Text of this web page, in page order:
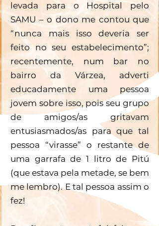
levada para o Hospital pelo
SAMU – o dono me contou que
“nunca mais isso deveria ser
feito no seu estabelecimento”;
recentemente, num bar no
bairro da Várzea, adverti
educadamente uma pessoa
jovem sobre isso, pois seu grupo
de amigos/as gritavam
entusiasmados/as para que tal
pessoa “virasse” o restante de
uma garrafa de 1 litro de Pitú
(que estava pela metade, se bem
me lembro). E tal pessoa assim o
fez!